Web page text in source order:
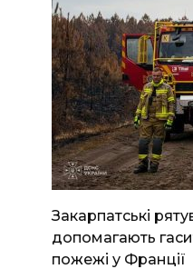
Закарпатські
допомагають
пожежі у Франції